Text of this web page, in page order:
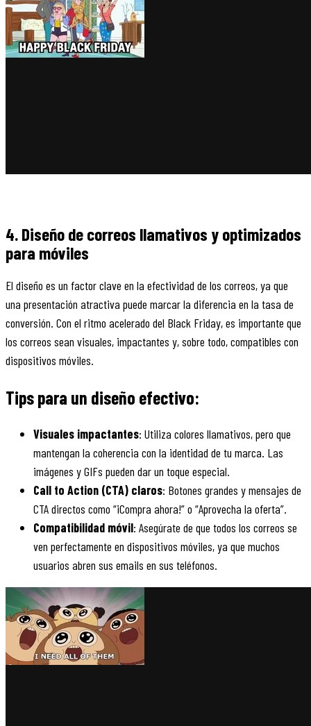
4. Diseño de correos llamativos y optimizados
para móviles
El diseño es un factor clave en la efectividad de los correos, ya que
una presentación atractiva puede marcar la diferencia en la tasa de
conversión. Con el ritmo acelerado del Black Friday, es importante que
los correos sean visuales, impactantes y, sobre todo, compatibles con
dispositivos móviles.
Tips para un diseño efectivo:
Visuales impactantes: Utiliza colores llamativos, pero que
mantengan la coherencia con la identidad de tu marca. Las
imágenes y GIFs pueden dar un toque especial.
Call to Action (CTA) claros: Botones grandes y mensajes de
CTA directos como “¡Compra ahora!” o “Aprovecha la oferta”.
Compatibilidad móvil: Asegúrate de que todos los correos se
ven perfectamente en dispositivos móviles, ya que muchos
usuarios abren sus emails en sus teléfonos.